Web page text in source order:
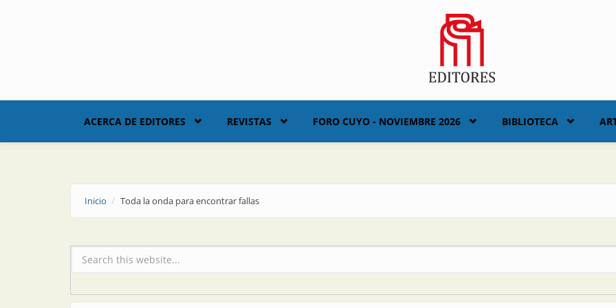
ACERCA DE EDITORES REVISTAS FORO CUYO - NOVIEMBRE 2026 BIBLIOTECA
Inicio Toda la onda para encontrar fallas
Formulario de búsqueda